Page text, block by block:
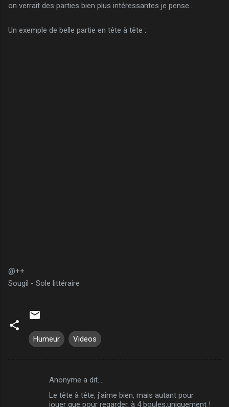
on verrait des parties bien plus intéressantes je pense...
Un exemple de belle partie en tête à tête :
@++
Sougil - Sole littéraire
Humeur Videos
Anonyme a dit…
Le tête à tête, j'aime bien, mais autant pour
jouer que pour regarder, à 4 boules,uniquement !